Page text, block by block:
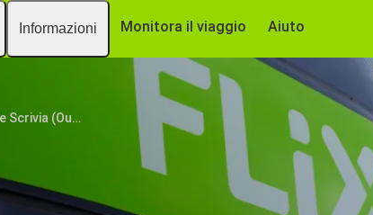
Informazioni Monitora il viaggio Aiuto
Serravalle Scrivia (Outlet)